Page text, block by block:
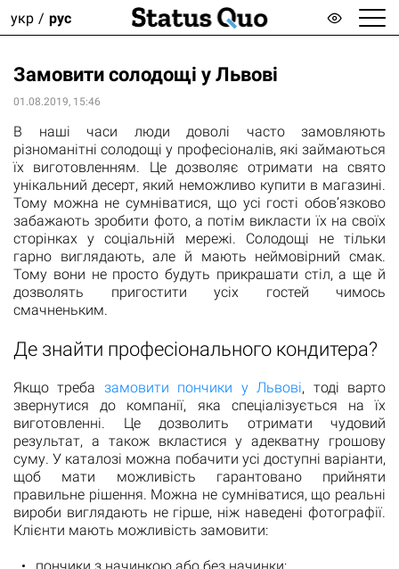
укр рус
Замовити солодощі у Львові
01.08.2019, 15:46
В наші часи люди доволі часто замовляють
різноманітні солодощі у професіоналів, які займаються
їх виготовленням. Це дозволяє отримати на свято
унікальний десерт, який неможливо купити в магазині.
Тому можна не сумніватися, що усі гості обов’язково
забажають зробити фото, а потім викласти їх на своїх
сторінках у соціальній мережі. Солодощі не тільки
гарно виглядають, але й мають неймовірний смак.
Тому вони не просто будуть прикрашати стіл, а ще й
дозволять пригостити усіх гостей чимось
смачненьким.
Де знайти професіонального кондитера?
Якщо треба замовити пончики у Львові, тоді варто
звернутися до компанії, яка спеціалізується на їх
виготовленні. Це дозволить отримати чудовий
результат, а також вкластися у адекватну грошову
суму. У каталозі можна побачити усі доступні варіанти,
щоб мати можливість гарантовано прийняти
правильне рішення. Можна не сумніватися, що реальні
вироби виглядають не гірше, ніж наведені фотографії.
Клієнти мають можливість замовити: